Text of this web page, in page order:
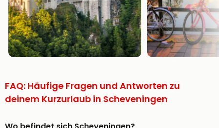
FAQ: Häufige Fragen und Antworten zu
deinem Kurzurlaub in Scheveningen